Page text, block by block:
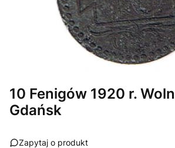
10 Fenigów 1920 r.
Gdańsk
Zapytaj o produkt